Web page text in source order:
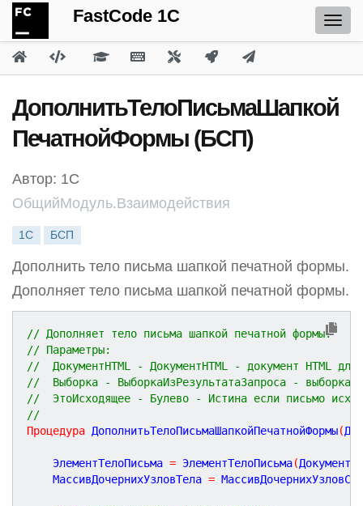
FastCode 1C
ДополнитьТелоПисьмаШапкой
ПечатнойФормы (БСП)
Автор: 1С
ОбщийМодуль.Взаимодействия
1С БСП
Дополнить тело письма шапкой печатной формы.
Дополняет тело письма шапкой печатной формы.
// Дополняет тело письма шапкой печатной формы.
// Параметры:
//  ДокументHTML - ДокументHTML - документ HTML
//  Выборка - ВыборкаИзРезультатаЗапроса - выборка
//  ЭтоИсходящее - Булево - Истина если письмо
//
Процедура ДополнитьТелоПисьмаШапкойПечатнойФормы(
	ЭлементТелоПисьма
= ЭлементТелоПисьма(
	МассивДочернихУзловТела
=